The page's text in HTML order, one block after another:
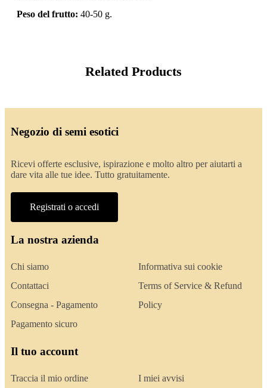
Peso del frutto: 40-50 g.
Related Products
Negozio di semi esotici
Ricevi offerte esclusive, ispirazione e molto altro per aiutarti a
dare vita alle tue idee. Tutto gratuitamente.
Registrati o accedi
La nostra azienda
Chi siamo
Contattaci
Consegna - Pagamento
Pagamento sicuro
Informativa sui cookie
Terms of Service & Refund
Policy
Il tuo account
Traccia il mio ordine I miei avvisi